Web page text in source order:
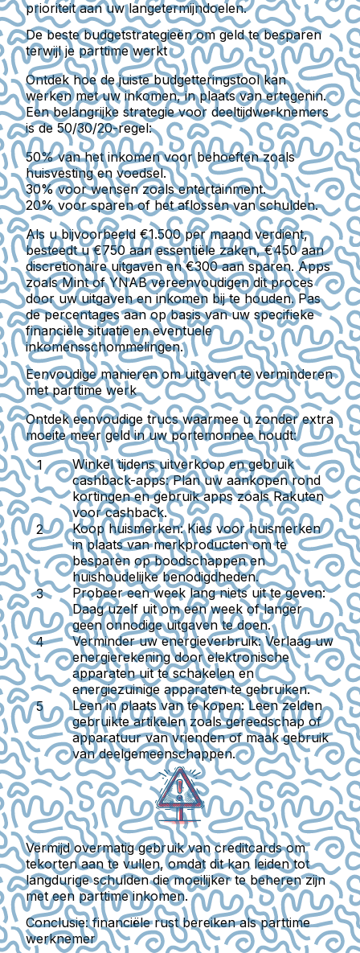
prioriteit aan uw langetermijndoelen.
De beste budgetstrategieën om geld te besparen
terwijl je parttime werkt
Ontdek hoe de juiste budgetteringstool kan
werken met uw inkomen, in plaats van ertegenin.
Een belangrijke strategie voor deeltijdwerknemers
is de 50/30/20-regel:
50% van het inkomen voor behoeften zoals
huisvesting en voedsel.
30% voor wensen zoals entertainment.
20% voor sparen of het aflossen van schulden.
Als u bijvoorbeeld €1.500 per maand verdient,
besteedt u €750 aan essentiële zaken, €450 aan
discretionaire uitgaven en €300 aan sparen. Apps
zoals Mint of YNAB vereenvoudigen dit proces
door uw uitgaven en inkomen bij te houden. Pas
de percentages aan op basis van uw specifieke
financiële situatie en eventuele
inkomensschommelingen.
Eenvoudige manieren om uitgaven te verminderen
met parttime werk
Ontdek eenvoudige trucs waarmee u zonder extra
moeite meer geld in uw portemonnee houdt:
Winkel tijdens uitverkoop en gebruik
cashback-apps:Plan uw aankopen rond
kortingen en gebruik apps zoals Rakuten
voor cashback.
Koop huismerken:Kies voor huismerken
in plaats van merkproducten om te
besparen op boodschappen en
huishoudelijke benodigdheden.
Probeer een week lang niets uit te geven:
Daag uzelf uit om een week of langer
geen onnodige uitgaven te doen.
Verminder uw energieverbruik:Verlaag uw
energierekening door elektronische
apparaten uit te schakelen en
energiezuinige apparaten te gebruiken.
Leen in plaats van te kopen:Leen zelden
gebruikte artikelen zoals gereedschap of
apparatuur van vrienden of maak gebruik
van deelgemeenschappen.
Vermijd overmatig gebruik van creditcards om
tekorten aan te vullen, omdat dit kan leiden tot
langdurige schulden die moeilijker te beheren zijn
met een parttime inkomen.
Conclusie: financiële rust bereiken als parttime
werknemer